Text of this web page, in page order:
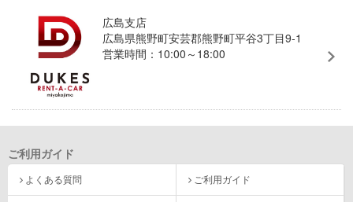
広島支店
広島県熊野町安芸郡熊野町平谷3丁目9-1
営業時間：10:00～18:00
ご利用ガイド
よくある質問 ご利用ガイド